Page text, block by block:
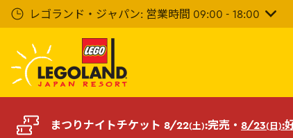
イ
レゴランド・ジャパン: 営業時間 09:00 - 18:00
まつりナイトチケット 8/22(土):完売・ 8/23(日):